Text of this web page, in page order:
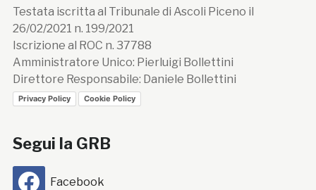
Testata iscritta al Tribunale di Ascoli Piceno il
26/02/2021 n. 199/2021
Iscrizione al ROC n. 37788
Amministratore Unico: Pierluigi Bollettini
Direttore Responsabile: Daniele Bollettini
Privacy Policy Cookie Policy
Segui la GRB
Facebook